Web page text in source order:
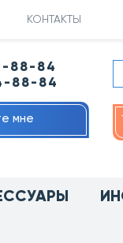
КОНТАКТЫ
88-84
88-84
мне